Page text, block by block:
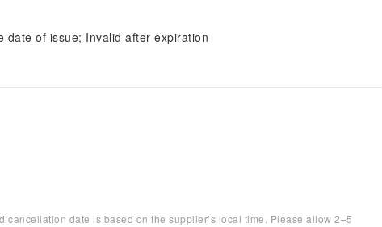
date of issue; Invalid after expiration
cancellation date is based on the supplier’s local time. Please allow 2–5